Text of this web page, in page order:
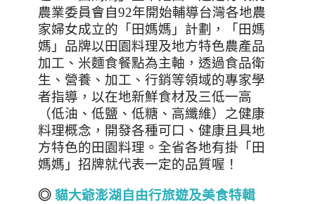
農業委員會自92年開始輔導台灣各地農
家婦女成立的「田媽媽」計劃，「田媽
媽」品牌以田園料理及地方特色農產品
加工、米麵食餐點為主軸，透過食品衛
生、營養、加工、行銷等領域的專家學
者指導，以在地新鮮食材及三低一高
（低油、低鹽、低糖、高纖維）之健康
料理概念，開發各種可口、健康且具地
方特色的田園料理。 全省各地有掛「田
媽媽」招牌就代表一定的品質喔！
◎ 貓大爺澎湖自由行旅遊及美食特輯